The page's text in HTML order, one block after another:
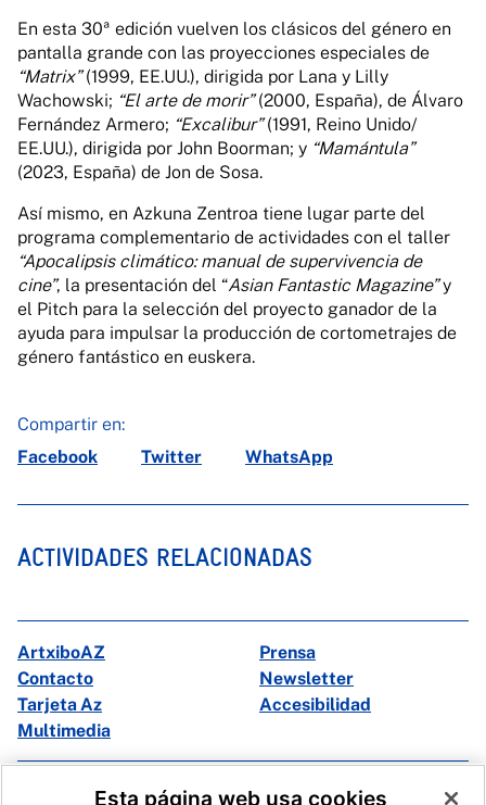
En esta 30ª edición vuelven los clásicos del género en
pantalla grande con las proyecciones especiales de
“Matrix”(1999, EE.UU.), dirigida por Lana y Lilly
Wachowski; “El arte de morir”(2000, España), de Álvaro
Fernández Armero; “Excalibur”(1991, Reino Unido/
EE.UU.), dirigida por John Boorman; y “Mamántula”
(2023, España) de Jon de Sosa.
Así mismo, en Azkuna Zentroa tiene lugar parte del
programa complementario de actividades con el taller
“Apocalipsis climático: manual de supervivencia de
cine”, la presentación del “Asian Fantastic Magazine”y
el Pitch para la selección del proyecto ganador de la
ayuda para impulsar la producción de cortometrajes de
género fantástico en euskera.
Compartir en:
Facebook
Twitter WhatsApp
ACTIVIDADES RELACIONADAS
ArtxiboAZ
Prensa
Contacto
Newsletter
Tarjeta Az
Accesibilidad
Multimedia
Facebook X
Esta página web usa cookies